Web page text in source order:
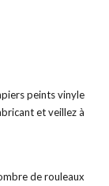
peints vinyle
et veillez à
de rouleaux